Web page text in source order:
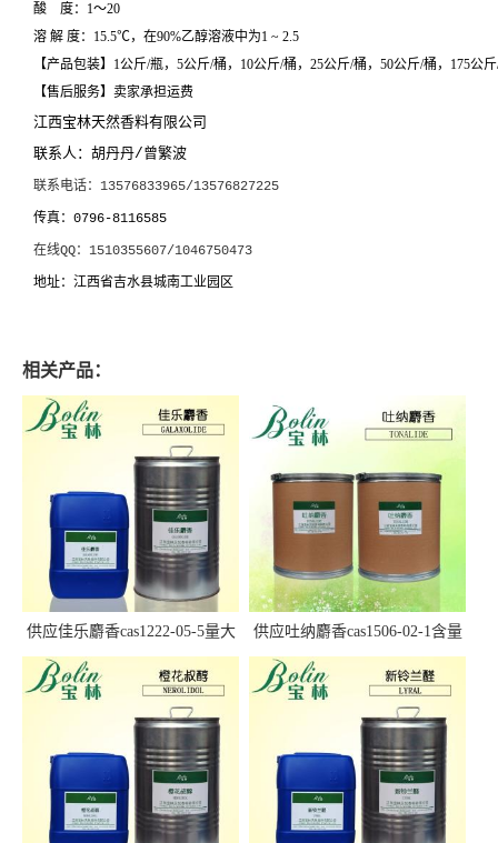
酸 度：1～20
溶 解 度： 15.5℃，在90%乙醇溶液中为1 ~ 2.5
【产品包装】1公斤/瓶，5公斤/桶，10公斤/桶，25公斤/桶，50公斤/桶，175公
【售后服务】卖家承担运费
江西宝林天然香料有限公司
联系人：胡丹丹/曾繁波
联系电话： 13576833965/13576827225
传真： 0796-8116585
在线QQ： 1510355607/1046750473
地址：江西省吉水县城南工业园区
相关产品：
供应佳乐麝香cas1222-05-5量大
优惠
供应吐纳麝香cas1506-02-1含量
97.5%+